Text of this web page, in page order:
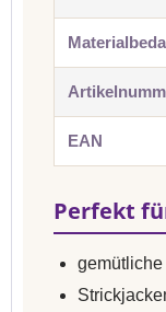
EAN
Perfekt